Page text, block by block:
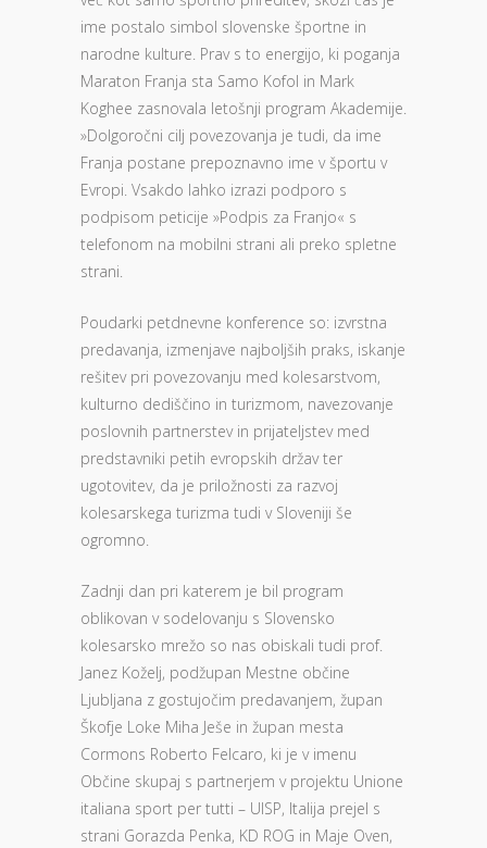
ime postalo simbol slovenske športne in
narodne kulture. Prav s to energijo, ki poganja
Maraton Franja sta Samo Kofol in Mark
Koghee zasnovala letošnji program Akademije.
»Dolgoročni cilj povezovanja je tudi, da ime
Franja postane prepoznavno ime v športu v
Evropi. Vsakdo lahko izrazi podporo s
podpisom peticije »Podpis za Franjo« s
telefonom na mobilni strani ali preko spletne
strani.
Poudarki petdnevne konference so: izvrstna
predavanja, izmenjave najboljših praks, iskanje
rešitev pri povezovanju med kolesarstvom,
kulturno dediščino in turizmom, navezovanje
poslovnih partnerstev in prijateljstev med
predstavniki petih evropskih držav ter
ugotovitev, da je priložnosti za razvoj
kolesarskega turizma tudi v Sloveniji še
ogromno.
Zadnji dan pri katerem je bil program
oblikovan v sodelovanju s Slovensko
kolesarsko mrežo so nas obiskali tudi prof.
Janez Koželj, podžupan Mestne občine
Ljubljana z gostujočim predavanjem, župan
Škofje Loke Miha Ješe in župan mesta
Cormons Roberto Felcaro, ki je v imenu
Občine skupaj s partnerjem v projektu Unione
italiana sport per tutti – UISP, Italija prejel s
strani Gorazda Penka, KD ROG in Maje Oven,